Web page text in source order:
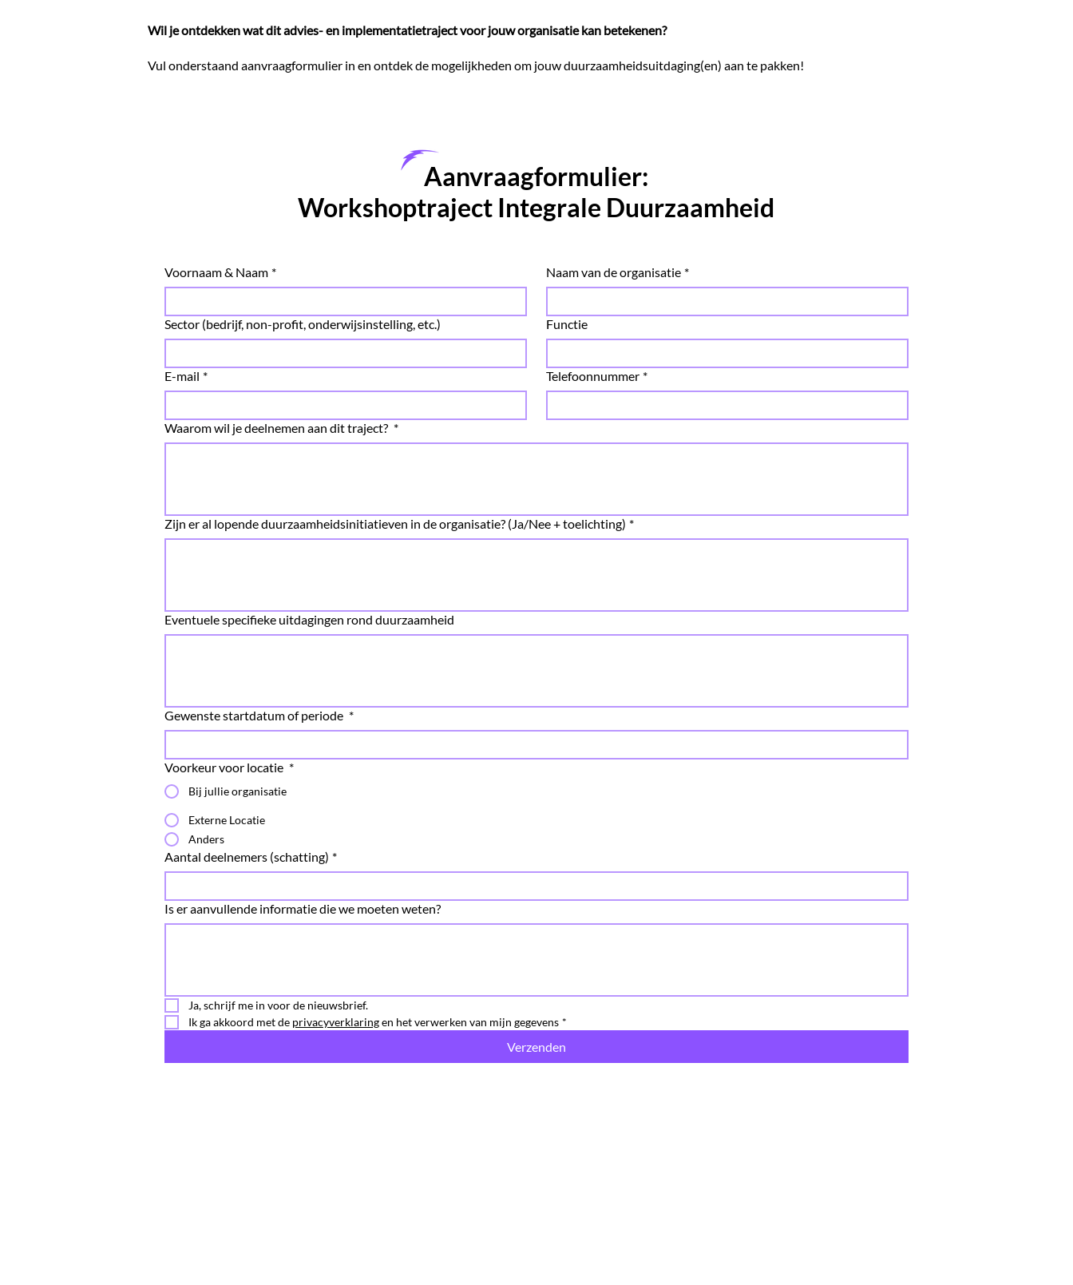
Wil je ontdekken wat dit advies- en implementatietraject voor jouw organisatie kan betekenen?
Vul onderstaand aanvraagformulier in en ontdek de mogelijkheden om jouw duurzaamheidsuitdaging(en) aan te pakken!
Aanvraagformulier:
Workshoptraject Integrale Duurzaamheid
Voornaam & Naam * Naam van de organisatie *
Sector (bedrijf, non-profit, onderwijsinstelling, etc.) Functie
E-mail * Telefoonnummer *
Waarom wil je deelnemen aan dit traject? *
Zijn er al lopende duurzaamheidsinitiatieven in de organisatie? (Ja/Nee + toelichting) *
Eventuele specifieke uitdagingen rond duurzaamheid
Gewenste startdatum of periode *
Voorkeur voor locatie *
Bij jullie organisatie
Externe Locatie
Anders
Aantal deelnemers (schatting) *
Is er aanvullende informatie die we moeten weten?
Ja, schrijf me in voor de nieuwsbrief.
Ik ga akkoord met de privacyverklaring en het verwerken van mijn gegevens *
Verzenden